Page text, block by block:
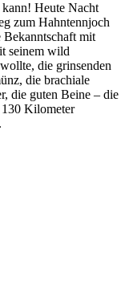
kann! Heute Nacht
zum Hahntennjoch
mit
seinem wild
die grinsenden
die brachiale
die guten Beine – die
130 Kilometer